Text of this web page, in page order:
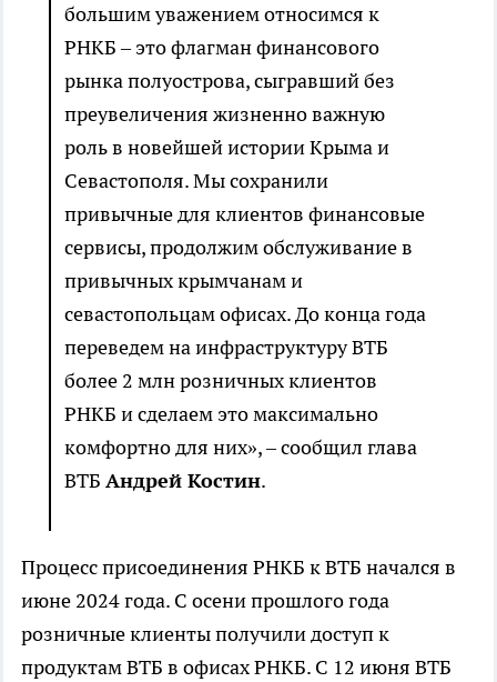
большим уважением относимся к
РНКБ – это флагман финансового
рынка полуострова, сыгравший без
преувеличения жизненно важную
роль в новейшей истории Крыма и
Севастополя. Мы сохранили
привычные для клиентов финансовые
сервисы, продолжим обслуживание в
привычных крымчанам и
севастопольцам офисах. До конца года
переведем на инфраструктуру ВТБ
более 2 млн розничных клиентов
РНКБ и сделаем это максимально
комфортно для них», – сообщил глава
ВТБ Андрей Костин.
Процесс присоединения РНКБ к ВТБ начался в
июне 2024 года. С осени прошлого года
розничные клиенты получили доступ к
продуктам ВТБ в офисах РНКБ. С 12 июня ВТБ